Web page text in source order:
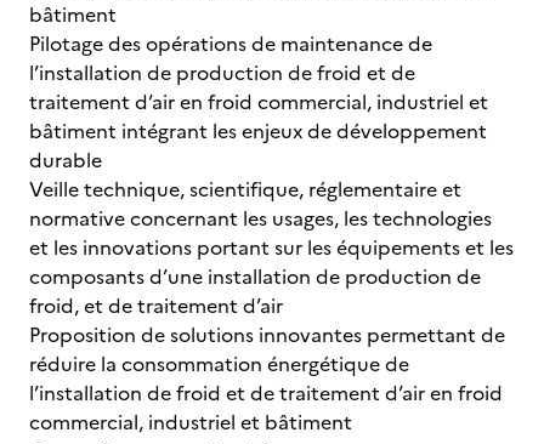
bâtiment
Pilotage des opérations de maintenance de
l’installation de production de froid et de
traitement d’air en froid commercial, industriel et
bâtiment intégrant les enjeux de développement
durable
Veille technique, scientifique, réglementaire et
normative concernant les usages, les technologies
et les innovations portant sur les équipements et les
composants d’une installation de production de
froid, et de traitement d’air
Proposition de solutions innovantes permettant de
réduire la consommation énergétique de
l’installation de froid et de traitement d’air en froid
commercial, industriel et bâtiment